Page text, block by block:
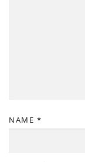
NAME *